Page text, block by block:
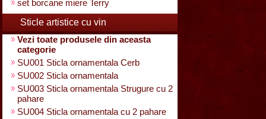
set borcane miere Terry
Sticle artistice cu vin
Vezi toate produsele din aceasta
categorie
SU001 Sticla ornamentala Cerb
SU002 Sticla ornamentala
SU003 Sticla ornamentala Strugure cu 2
pahare
SU004 Sticla ornamentala cu 2 pahare